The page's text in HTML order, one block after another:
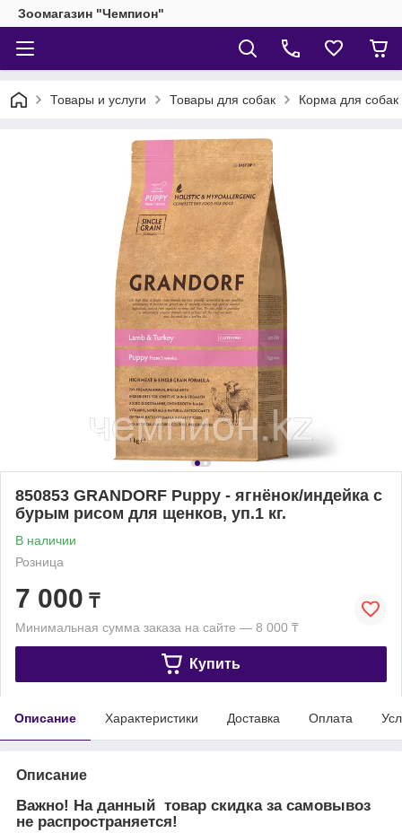
Зоомагазин "Чемпион"
Товары и услуги Товары для собак Корма для собак
850853 GRANDORF Puppy - ягнёнок/индейка с
бурым рисом для щенков, уп.1 кг.
В наличии
Розница
7 000 ₸
Минимальная сумма заказа на сайте — 8 000 ₸
Купить
Описание Характеристики Доставка Оплата
Описание
Важно! На данный товар скидка за самовывоз
не распространяется!